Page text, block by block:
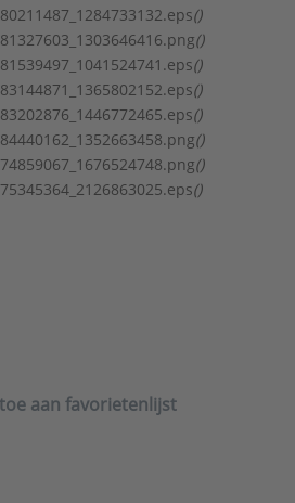
aansluiting uitlaatzijde:
1,96 m³/h
()
()
()
()
()
()
()
()
aan favorietenlijst